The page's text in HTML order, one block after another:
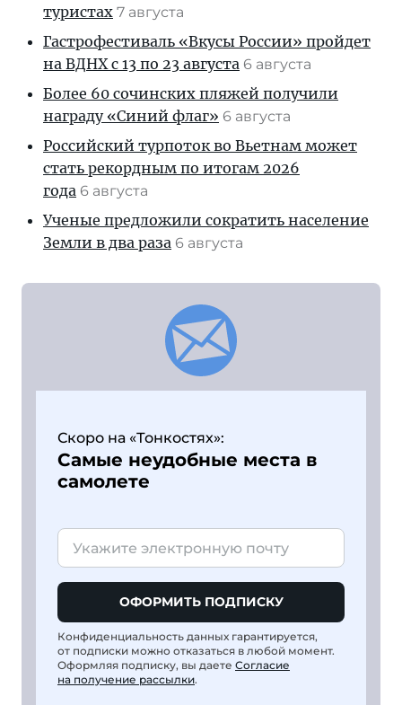
туристах 7 августа
Гастрофестиваль «Вкусы России» пройдет
на ВДНХ с 13 по 23 августа 6 августа
Более 60 сочинских пляжей получили
награду «Синий флаг» 6 августа
Российский турпоток во Вьетнам может
стать рекордным по итогам 2026
года 6 августа
Ученые предложили сократить население
Земли в два раза 6 августа
Скоро на «Тонкостях»:
Самые неудобные места в
самолете
ОФОРМИТЬ ПОДПИСКУ
Конфиденциальность данных гарантируется,
от подписки можно отказаться в любой момент.
Оформляя подписку, вы даете Согласие
на получение рассылки.